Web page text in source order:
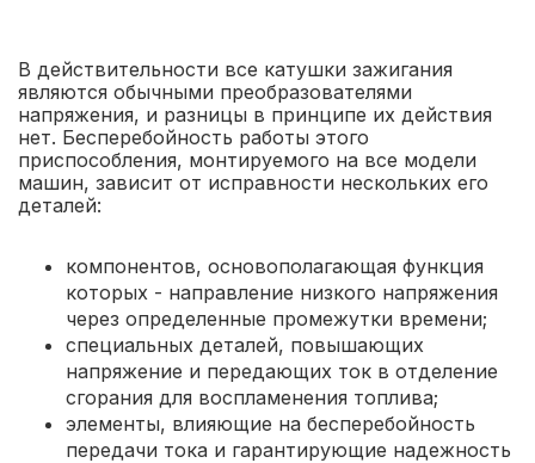
В действительности все катушки зажигания
являются обычными преобразователями
напряжения, и разницы в принципе их действия
нет. Бесперебойность работы этого
приспособления, монтируемого на все модели
машин, зависит от исправности нескольких его
деталей:
компонентов, основополагающая функция
которых - направление низкого напряжения
через определенные промежутки времени;
специальных деталей, повышающих
напряжение и передающих ток в отделение
сгорания для воспламенения топлива;
элементы, влияющие на бесперебойность
передачи тока и гарантирующие надежность